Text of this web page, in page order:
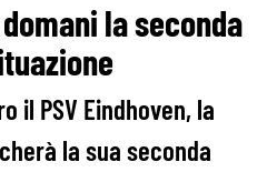
la seconda
il PSV Eindhoven, la
la sua seconda